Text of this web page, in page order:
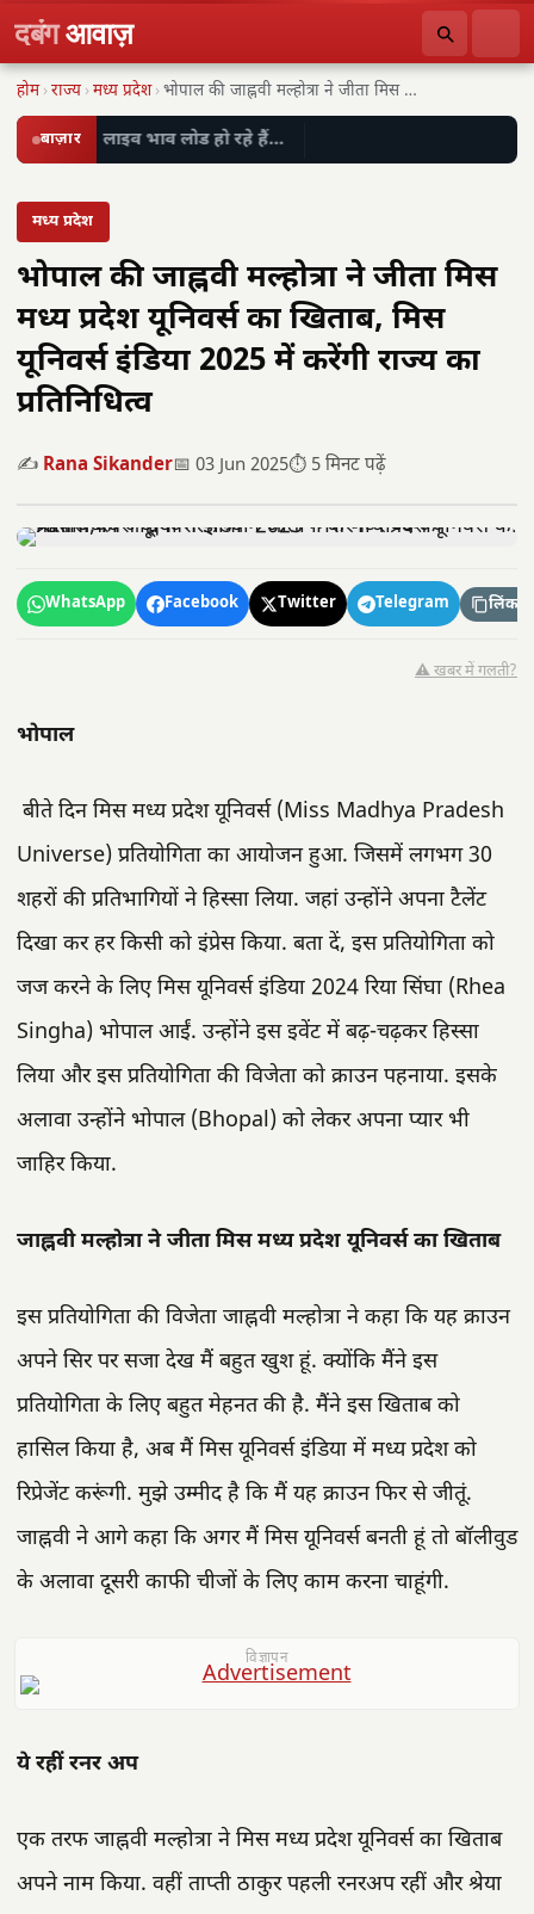
दबंगआवाज़
होम ›राज्य ›मध्य प्रदेश › भोपाल की जाह्नवी मल्होत्रा ने जीता मिस मध्य…
बाज़ार लाइव भाव लोड हो रहे हैं…
मध्य प्रदेश
भोपाल की जाह्नवी मल्होत्रा ने जीता मिस
मध्य प्रदेश यूनिवर्स का खिताब, मिस
यूनिवर्स इंडिया 2025 में करेंगी राज्य का
प्रतिनिधित्व
✍️ Rana Sikander📅 03 Jun 2025⏱️ 5 मिनट पढ़ें
WhatsApp Facebook Twitter Telegram लिंक
⚠️ खबर में गलती?
भोपाल
बीते दिन मिस मध्य प्रदेश यूनिवर्स (Miss Madhya Pradesh
Universe) प्रतियोगिता का आयोजन हुआ. जिसमें लगभग 30
शहरों की प्रतिभागियों ने हिस्सा लिया. जहां उन्होंने अपना टैलेंट
दिखा कर हर किसी को इंप्रेस किया. बता दें, इस प्रतियोगिता को
जज करने के लिए मिस यूनिवर्स इंडिया 2024 रिया सिंघा (Rhea
Singha) भोपाल आईं. उन्होंने इस इवेंट में बढ़-चढ़कर हिस्सा
लिया और इस प्रतियोगिता की विजेता को क्राउन पहनाया. इसके
अलावा उन्होंने भोपाल (Bhopal) को लेकर अपना प्यार भी
जाहिर किया.
जाह्नवी मल्होत्रा ने जीता मिस मध्य प्रदेश यूनिवर्स का खिताब
इस प्रतियोगिता की विजेता जाह्नवी मल्होत्रा ने कहा कि यह क्राउन
अपने सिर पर सजा देख मैं बहुत खुश हूं. क्योंकि मैंने इस
प्रतियोगिता के लिए बहुत मेहनत की है. मैंने इस खिताब को
हासिल किया है, अब मैं मिस यूनिवर्स इंडिया में मध्य प्रदेश को
रिप्रेजेंट करूंगी. मुझे उम्मीद है कि मैं यह क्राउन फिर से जीतूं.
जाह्नवी ने आगे कहा कि अगर मैं मिस यूनिवर्स बनती हूं तो बॉलीवुड
के अलावा दूसरी काफी चीजों के लिए काम करना चाहूंगी.
विज्ञापन
ये रहीं रनर अप
एक तरफ जाह्नवी मल्होत्रा ने मिस मध्य प्रदेश यूनिवर्स का खिताब
अपने नाम किया. वहीं ताप्ती ठाकुर पहली रनरअप रहीं और श्रेया